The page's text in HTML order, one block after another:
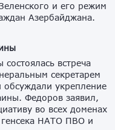
и его режим
Азербайджана.
встреча
секретарем
укрепление
Федоров заявил,
во всех доменах
НАТО ПВО и